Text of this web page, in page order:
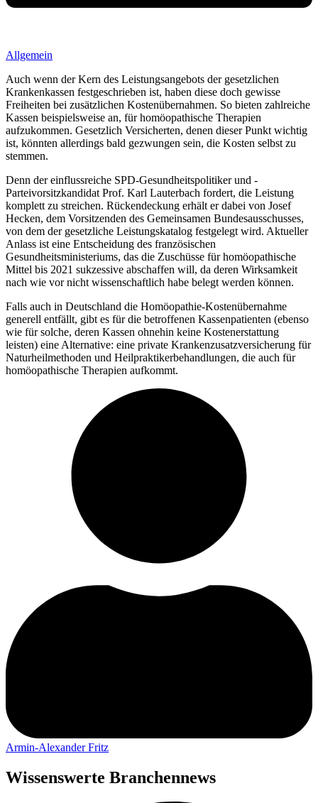
Allgemein
Auch wenn der Kern des Leistungsangebots der gesetzlichen
Krankenkassen festgeschrieben ist, haben diese doch gewisse
Freiheiten bei zusätzlichen Kostenübernahmen. So bieten zahlreiche
Kassen beispielsweise an, für homöopathische Therapien
aufzukommen. Gesetzlich Versicherten, denen dieser Punkt wichtig
ist, könnten allerdings bald gezwungen sein, die Kosten selbst zu
stemmen.
Denn der einflussreiche SPD-Gesundheitspolitiker und -
Parteivorsitzkandidat Prof. Karl Lauterbach fordert, die Leistung
komplett zu streichen. Rückendeckung erhält er dabei von Josef
Hecken, dem Vorsitzenden des Gemeinsamen Bundesausschusses,
von dem der gesetzliche Leistungskatalog festgelegt wird. Aktueller
Anlass ist eine Entscheidung des französischen
Gesundheitsministeriums, das die Zuschüsse für homöopathische
Mittel bis 2021 sukzessive abschaffen will, da deren Wirksamkeit
nach wie vor nicht wissenschaftlich habe belegt werden können.
Falls auch in Deutschland die Homöopathie-Kostenübernahme
generell entfällt, gibt es für die betroffenen Kassenpatienten (ebenso
wie für solche, deren Kassen ohnehin keine Kostenerstattung
leisten) eine Alternative: eine private Krankenzusatzversicherung für
Naturheilmethoden und Heilpraktikerbehandlungen, die auch für
homöopathische Therapien aufkommt.
Armin-Alexander Fritz
Wissenswerte Branchennews